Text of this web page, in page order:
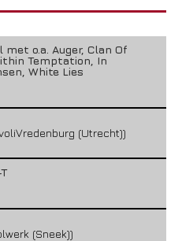
met o.a. Auger, Clan Of
Temptation, In
White Lies
(Utrecht))
(Sneek))